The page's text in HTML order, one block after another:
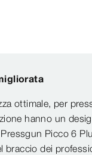
ottimale, per
hanno un
Picco 6
braccio dei